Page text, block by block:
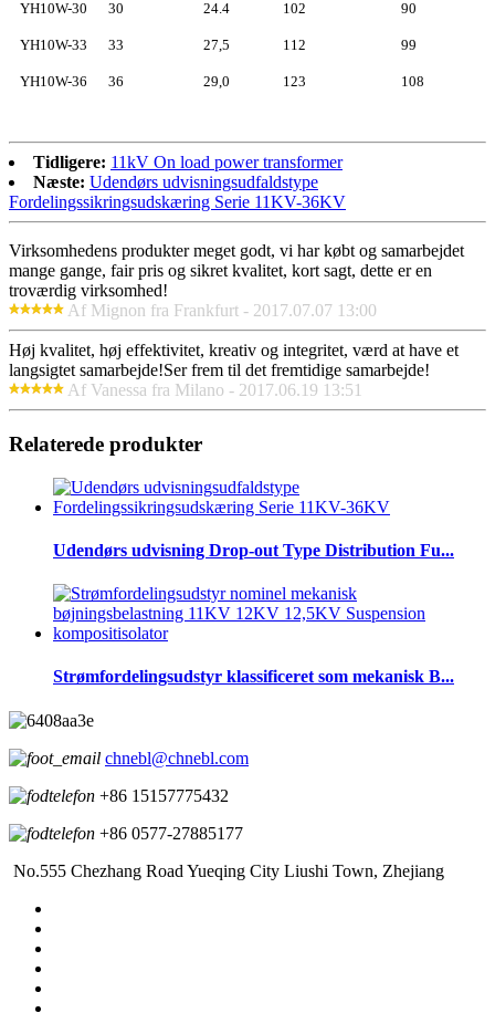
YH10W-30 30 24.4 102 90
YH10W-33 33 27,5 112 99
YH10W-36 36 29,0 123 108
Tidligere: 11kV On load power transformer
Næste: Udendørs udvisningsudfaldstype
Fordelingssikringsudskæring Serie 11KV-36KV
Virksomhedens produkter meget godt, vi har købt og samarbejdet
mange gange, fair pris og sikret kvalitet, kort sagt, dette er en
troværdig virksomhed!
Af Mignon fra Frankfurt - 2017.07.07 13:00
Høj kvalitet, høj effektivitet, kreativ og integritet, værd at have et
langsigtet samarbejde!Ser frem til det fremtidige samarbejde!
Af Vanessa fra Milano - 2017.06.19 13:51
Relaterede produkter
Udendørs udvisning Drop-out Type Distribution Fu...
Strømfordelingsudstyr klassificeret som mekanisk B...
chnebl@chnebl.com
+86 15157775432
+86 0577-27885177
No.555 Chezhang Road Yueqing City Liushi Town, Zhejiang